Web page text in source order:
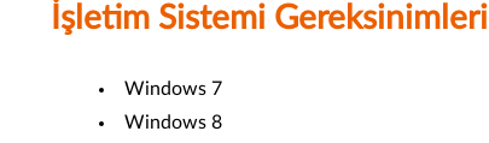
İşletim Sistemi Gereksinimleri
Windows 7
Windows 8